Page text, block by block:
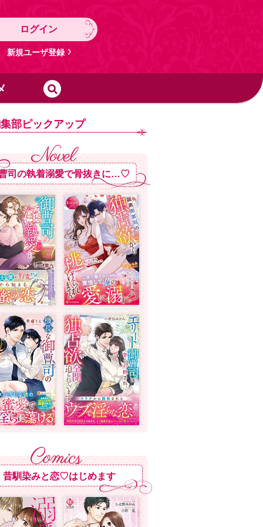
ログイン
新規ユーザ登録
部ピックアップ
司の執着溺愛で骨抜きに…♡
昔馴染みと恋♡はじめます